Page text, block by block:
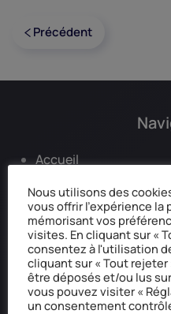
Précédent
Accueil
Mentions légales
Données personnelles
Réclamation /
Nous utilisons des
vous offrir l'expérience la
mémorisant vos
visites. En cliquant sur «
consentez à l'utilisation
cliquant sur « Tout
être déposés et/ou lus
vous pouvez visiter «
un consentement